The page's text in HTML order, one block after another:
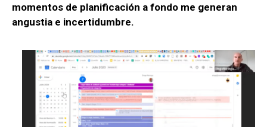
momentos de planificación a fondo me generan
angustia e incertidumbre.